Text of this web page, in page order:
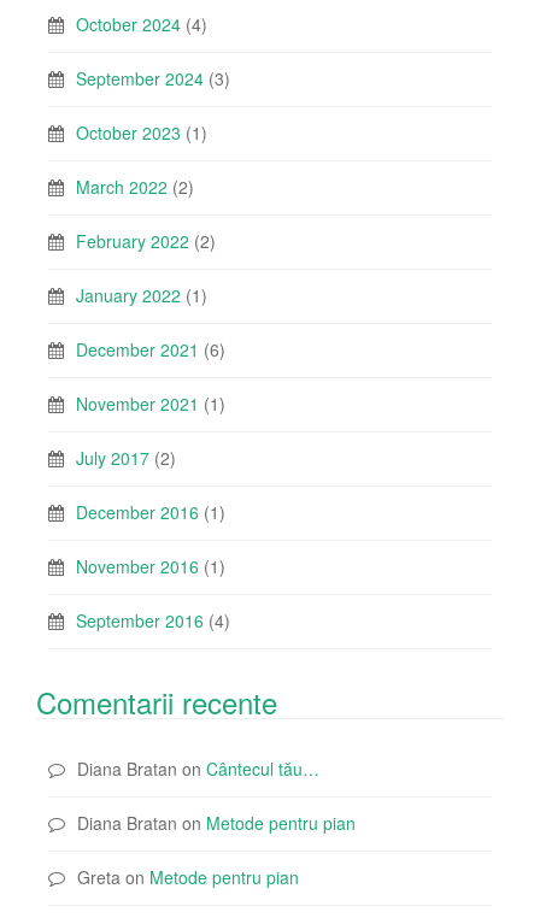
October 2024 (4)
September 2024 (3)
October 2023 (1)
March 2022 (2)
February 2022 (2)
January 2022 (1)
December 2021 (6)
November 2021 (1)
July 2017 (2)
December 2016 (1)
November 2016 (1)
September 2016 (4)
Comentarii recente
Diana Bratan on Cântecul tău…
Diana Bratan on Metode pentru pian
Greta on Metode pentru pian